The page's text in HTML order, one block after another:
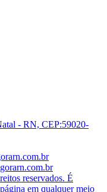
- RN, CEP:59020-
reservados. É
em qualquer meio